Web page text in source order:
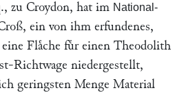
zu Croydon, hat im National-
ein von ihm erfundenes,
eine Flaͤche fuͤr einen Theodolith
Richtwage niedergestellt,
geringsten Menge Material